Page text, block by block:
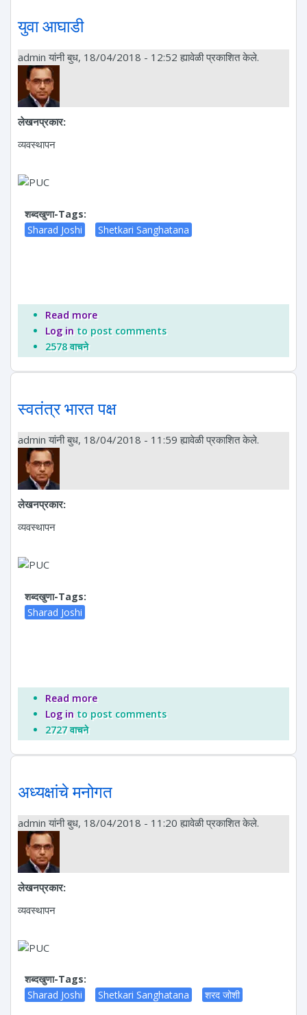
युवा आघाडी
admin यांनी बुध, 18/04/2018 - 12:52 ह्यावेळी प्रकाशित केले.
लेखनप्रकार:
व्यवस्थापन
शब्दखुणा-Tags:
Sharad Joshi
Shetkari Sanghatana
Read moreabout युवा आघाडी
Log in to post comments
2578 वाचने
स्वतंत्र भारत पक्ष
admin यांनी बुध, 18/04/2018 - 11:59 ह्यावेळी प्रकाशित केले.
लेखनप्रकार:
व्यवस्थापन
शब्दखुणा-Tags:
Sharad Joshi
Read moreabout स्वतंत्र भारत पक्ष
Log in to post comments
2727 वाचने
अध्यक्षांचे मनोगत
admin यांनी बुध, 18/04/2018 - 11:20 ह्यावेळी प्रकाशित केले.
लेखनप्रकार:
व्यवस्थापन
शब्दखुणा-Tags:
Sharad Joshi
Shetkari Sanghatana शरद जोशी